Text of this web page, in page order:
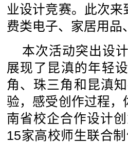
业设计竞赛。此次
费类电子、家居用品
本次活动突出设
展现了昆滇的年轻
角、珠三角和昆滇
验，感受创作过程
南省校企合作设计
15家高校师生联合